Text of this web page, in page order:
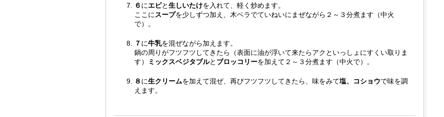
６ にエビと生しいたけを入れて、軽く炒めます。
ここに スープを少しずつ加え、木ベラでていねいにまぜながら２～３分煮ます（中火
で）。
７ に牛乳を混ぜながら加えます。
鍋の周りがフツフツしてきたら（表面に油が浮いて来たらアクといっしょにすくい取りま
す）
ミックスベジタブルと ブロッコリーを加えて２～３分煮ます（中火で）。
８に生クリームを加えて混ぜ、再びフツフツしてきたら、味をみて塩、コショウで味を調
えます。